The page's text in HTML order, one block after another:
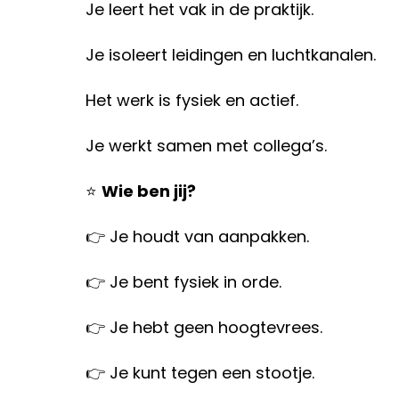
Je leert het vak in de praktijk.
Je isoleert leidingen en luchtkanalen.
Het werk is fysiek en actief.
Je werkt samen met collega’s.
⭐ Wie ben jij?
👉 Je houdt van aanpakken.
👉 Je bent fysiek in orde.
👉 Je hebt geen hoogtevrees.
👉 Je kunt tegen een stootje.